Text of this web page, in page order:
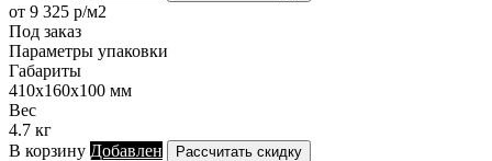
от 9 325 р/м2
Под заказ
Параметры упаковки
Габариты
410х160х100 мм
Вес
4.7 кг
В корзину Добавлен Рассчитать скидку